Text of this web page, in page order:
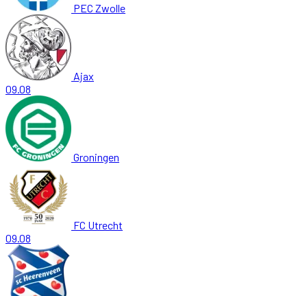
PEC Zwolle
Ajax
09.08
Groningen
FC Utrecht
09.08